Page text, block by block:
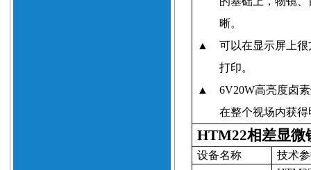
晰。
▲
可以在显示屏上
打印。
▲
6V20W高亮度卤
在整个视场内获
HTM22相差显微
设备名称 技术